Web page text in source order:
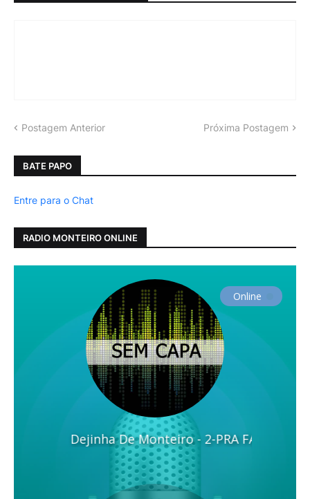
Postagem Anterior Próxima Postagem
BATE PAPO
Entre para o Chat
RADIO MONTEIRO ONLINE